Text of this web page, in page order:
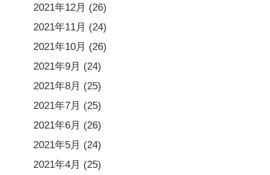
2021年12月 (26)
2021年11月 (24)
2021年10月 (26)
2021年9月 (24)
2021年8月 (25)
2021年7月 (25)
2021年6月 (26)
2021年5月 (24)
2021年4月 (25)